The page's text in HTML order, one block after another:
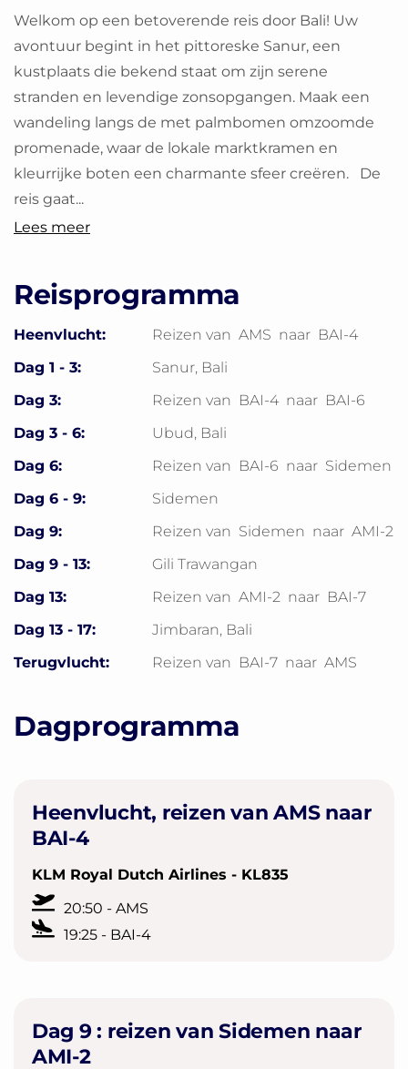
Welkom op een betoverende reis door Bali! Uw
avontuur begint in het pittoreske Sanur, een
kustplaats die bekend staat om zijn serene
stranden en levendige zonsopgangen. Maak een
wandeling langs de met palmbomen omzoomde
promenade, waar de lokale marktkramen en
kleurrijke boten een charmante sfeer creëren. De
reis gaat...
Lees meer
Reisprogramma
Heenvlucht: Reizen van AMS naar BAI-4
Dag 1 - 3:
Sanur, Bali
Dag 3:
Reizen van BAI-4 naar BAI-6
Dag 3 - 6:
Ubud, Bali
Dag 6:
Reizen van BAI-6 naar Sidemen
Dag 6 - 9:
Sidemen
Dag 9:
Reizen van Sidemen naar AMI-2
Dag 9 - 13:
Gili Trawangan
Dag 13:
Reizen van AMI-2 naar BAI-7
Dag 13 - 17:
Jimbaran, Bali
Terugvlucht:
Reizen van BAI-7 naar AMS
Dagprogramma
Heenvlucht, reizen van AMS naar
BAI-4
KLM Royal Dutch Airlines - KL835
20:50 - AMS
19:25 - BAI-4
Dag 9 : reizen van Sidemen naar
AMI-2